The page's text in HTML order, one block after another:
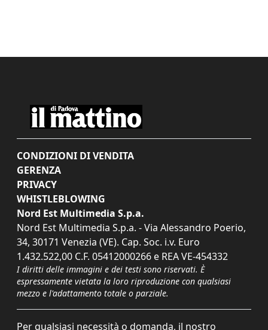
CONDIZIONI DI VENDITA
GERENZA
PRIVACY
WHISTLEBLOWING
Nord Est Multimedia S.p.a.
Nord Est Multimedia S.p.a. - Via Alessandro Poerio,
34, 30171 Venezia (VE). Cap. Soc. i.v. Euro
1.432.522,00 C.F. 05412000266 e REA VE-454332
I diritti delle immagini e dei testi sono riservati. È
espressamente vietata la loro riproduzione con qualsiasi
mezzo e l'adattamento totale o parziale.
Per qualsiasi necessità o domanda, il nostro